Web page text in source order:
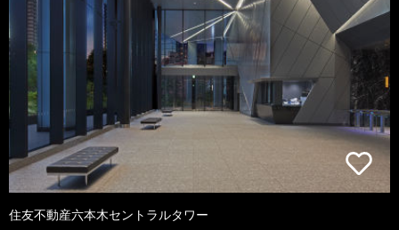
住友不動産六本木セントラルタワー